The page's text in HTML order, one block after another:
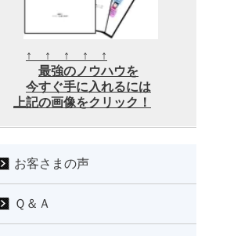
↑ ↑ ↑ ↑ ↑
最強のノウハウを
今すぐ手に入れるには
上記の画像をクリック！
お客さまの声
Ｑ＆Ａ